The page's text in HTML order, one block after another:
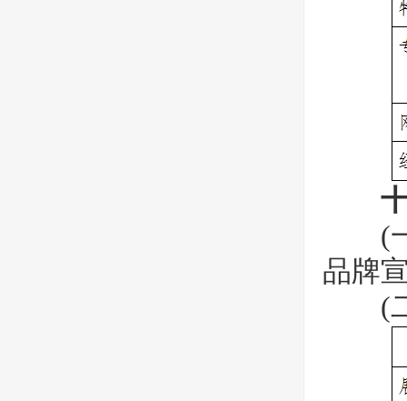
(一)
品牌
(二)